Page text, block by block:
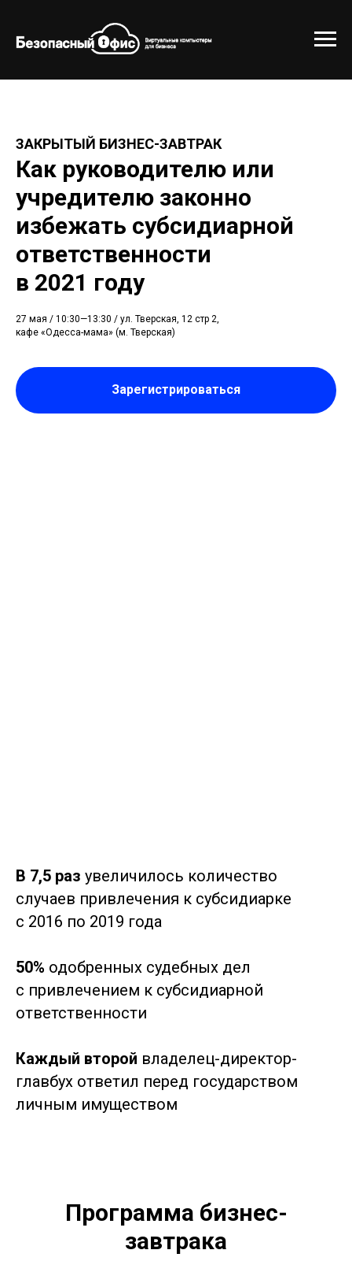
ЗАКРЫТЫЙ БИЗНЕС-ЗАВТРАК
Как руководителю или
учредителю законно
избежать субсидиарной
ответственности
в 2021 году
27 мая / 10:30—13:30 / ул. Тверская, 12 стр 2,
кафе «Одесса-мама» (м. Тверская)
Зарегистрироваться
В 7,5 раз увеличилось количество
случаев привлечения к субсидиарке
с 2016 по 2019 года
50% одобренных судебных дел
с привлечением к субсидиарной
ответственности
Каждый второй владелец-директор-
главбух ответил перед государством
личным имуществом
Программа бизнес-
завтрака